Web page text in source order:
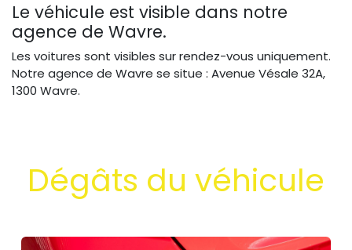
Le véhicule est visible dans notre
agence de Wavre.
Les voitures sont visibles sur rendez-vous uniquement.
Notre agence de Wavre se situe : Avenue Vésale 32A,
1300 Wavre.
Dégâts du véhicule